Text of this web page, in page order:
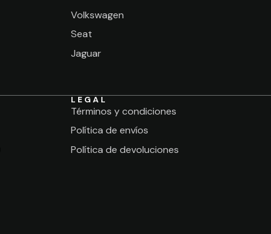
Volkswagen
Seat
Jaguar
LEGAL
Términos y condiciones
Política de envíos
Política de devoluciones